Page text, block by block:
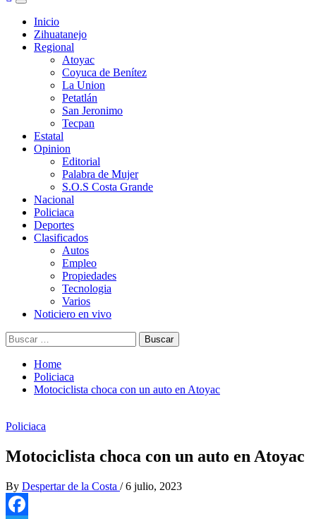
Primary
MenuInicio
Zihuatanejo
Regional
Atoyac
Coyuca de Benítez
La Union
Petatlán
San Jeronimo
Tecpan
Estatal
Opinion
Editorial
Palabra de Mujer
S.O.S Costa Grande
Nacional
Policiaca
Deportes
Clasificados
Autos
Empleo
Propiedades
Tecnologia
Varios
Noticiero en vivo
Buscar:
Home
Policiaca
Motociclista choca con un auto en Atoyac
Policiaca
Motociclista choca con un auto en Atoyac
By Despertar de la Costa / 6 julio, 2023